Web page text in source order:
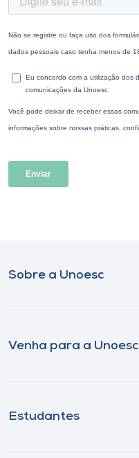
Sobre a Unoesc
Venha para a Unoesc
Estudantes